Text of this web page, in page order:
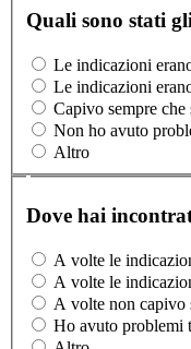
Quali sono stati
Le indicazioni
Le indicazioni
Capivo sempre che
Non ho avuto
Altro
Dove hai
A volte le
A volte le
A volte non capivo
Ho avuto problemi